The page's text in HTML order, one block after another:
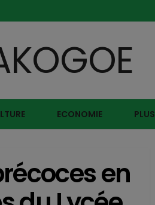
ECONOMIE PLUS
en